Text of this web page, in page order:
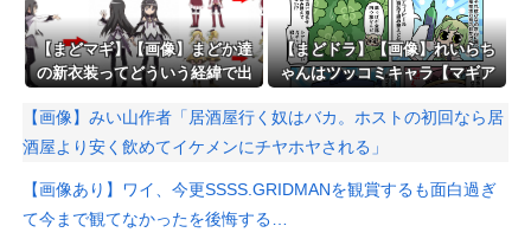
【まどマギ】【画像】まどか達
の新衣装ってどういう経緯で出
【まどドラ】【画像】れいらち
ゃんはツッコミキャラ【マギア
【画像】みい山作者「居酒屋行く奴はバカ。ホストの初回なら居
酒屋より安く飲めてイケメンにチヤホヤされる」
【画像あり】ワイ、今更SSSS.GRIDMANを観賞するも面白過ぎ
て今まで観てなかったを後悔する…